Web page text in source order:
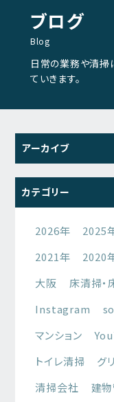
ブログ
Blog
日常の業務や清掃
ていきます。
アーカイブ
2026
カテゴリー
2026年 2025
2021年
2020
大阪
床清掃・
Instagram
マンション
トイレ清掃
グ
清掃会社
建